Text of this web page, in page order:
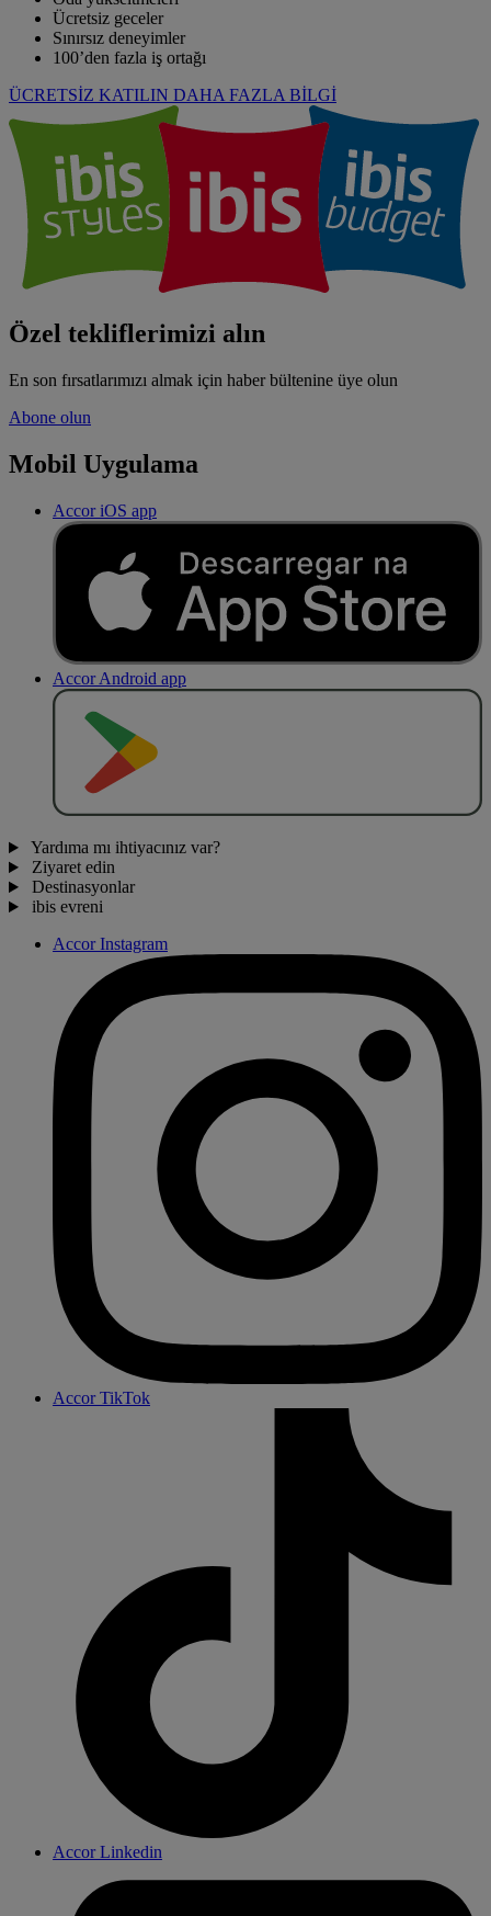
Ücretsiz geceler
Sınırsız deneyimler
100’den fazla iş ortağı
ÜCRETSİZ KATILIN DAHA FAZLA BİLGİ
Özel tekliflerimizi alın
En son fırsatlarımızı almak için haber bültenine üye olun
Abone olun
Mobil Uygulama
Accor iOS app
Accor Android app
Yardıma mı ihtiyacınız var?
Ziyaret edin
Destinasyonlar
ibis evreni
Accor Instagram
Accor TikTok
Accor Linkedin